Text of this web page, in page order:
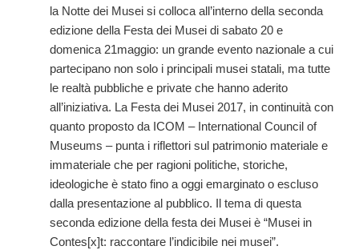
la Notte dei Musei si colloca all’interno della seconda
edizione della Festa dei Musei di sabato 20 e
domenica 21maggio: un grande evento nazionale a cui
partecipano non solo i principali musei statali, ma tutte
le realtà pubbliche e private che hanno aderito
all’iniziativa. La Festa dei Musei 2017, in continuità con
quanto proposto da ICOM – International Council of
Museums – punta i riflettori sul patrimonio materiale e
immateriale che per ragioni politiche, storiche,
ideologiche è stato fino a oggi emarginato o escluso
dalla presentazione al pubblico. Il tema di questa
seconda edizione della festa dei Musei è “Musei in
Contes[x]t: raccontare l’indicibile nei musei”.